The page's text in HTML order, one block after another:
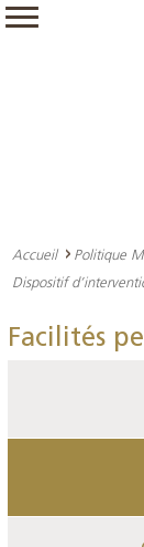
Accueil Politique
Dispositif
Facilités